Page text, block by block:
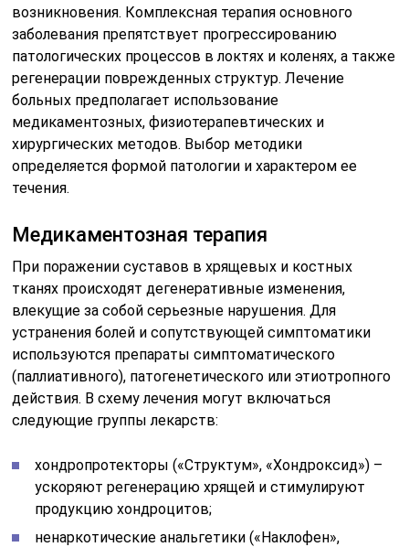
возникновения. Комплексная терапия основного
заболевания препятствует прогрессированию
патологических процессов в локтях и коленях, а также
регенерации поврежденных структур. Лечение
больных предполагает использование
медикаментозных, физиотерапевтических и
хирургических методов. Выбор методики
определяется формой патологии и характером ее
течения.
Медикаментозная терапия
При поражении суставов в хрящевых и костных
тканях происходят дегенеративные изменения,
влекущие за собой серьезные нарушения. Для
устранения болей и сопутствующей симптоматики
используются препараты симптоматического
(паллиативного), патогенетического или этиотропного
действия. В схему лечения могут включаться
следующие группы лекарств:
хондропротекторы («Структум», «Хондроксид») –
ускоряют регенерацию хрящей и стимулируют
продукцию хондроцитов;
ненаркотические анальгетики («Наклофен»,